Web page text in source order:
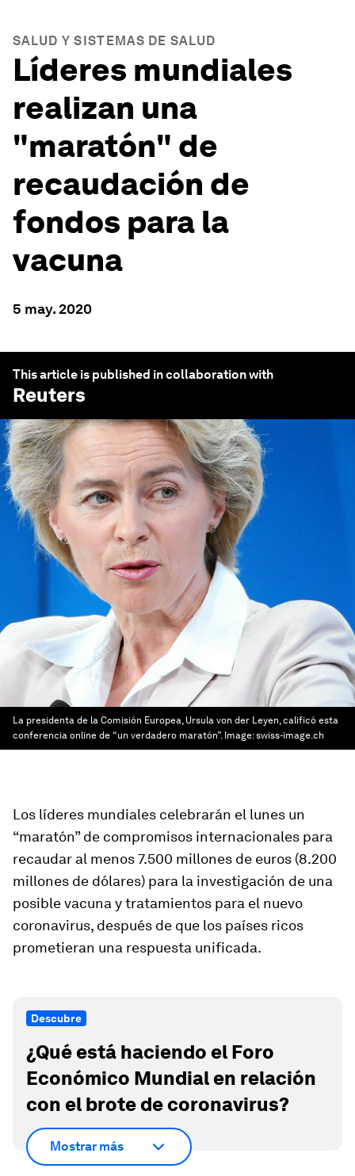
SALUD Y SISTEMAS DE SALUD
Líderes mundiales
realizan una
"maratón" de
recaudación de
fondos para la
vacuna
5 may. 2020
This article is published in collaboration with
Reuters
La presidenta de la Comisión Europea, Ursula von der Leyen, calificó esta
conferencia online de “un verdadero maratón”. Image:swiss-image.ch
Los líderes mundiales celebrarán el lunes un
“maratón” de compromisos internacionales para
recaudar al menos 7.500 millones de euros (8.200
millones de dólares) para la investigación de una
posible vacuna y tratamientos para el nuevo
coronavirus, después de que los países ricos
prometieran una respuesta unificada.
Descubre
¿Qué está haciendo el Foro
Económico Mundial en relación
con el brote de coronavirus?
Mostrar más